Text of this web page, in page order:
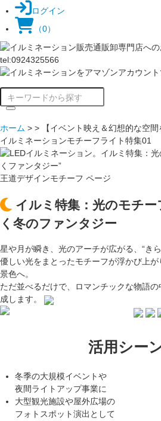
ログイン
（0）
ホーム > > 【イベント映え＆幻想的な空
イルミネーションモチーフライト特集01
王道デザインモチーフ ページ
イルミ特集：光のモチ
く冬のファンタジー
星や月が瞬き、光のアーチが広がる、“き
優しい光をまとったモチーフが浮かび上
景色へ。
ただ並べるだけで、ロマンチックな物語
成します。
活用シー
冬季の大規模イベントや
夜間ライトアップ事業に
大型観光施設や屋外広場の
フォトスポット演出として